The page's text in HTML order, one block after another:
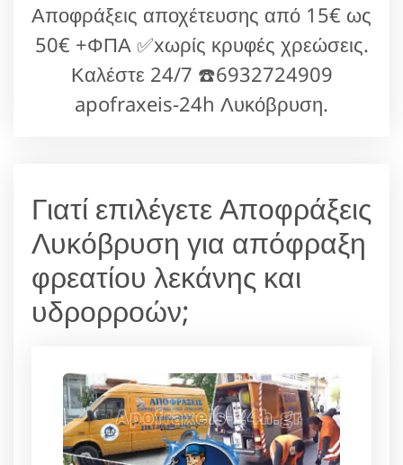
Αποφράξεις αποχέτευσης από 15€ ως
50€ +ΦΠΑ ✅xωρίς κρυφές χρεώσεις.
Καλέστε 24/7 ☎️6932724909
apofraxeis-24h Λυκόβρυση.
Γιατί επιλέγετε Αποφράξεις
Λυκόβρυση για απόφραξη
φρεατίου λεκάνης και
υδρορροών;